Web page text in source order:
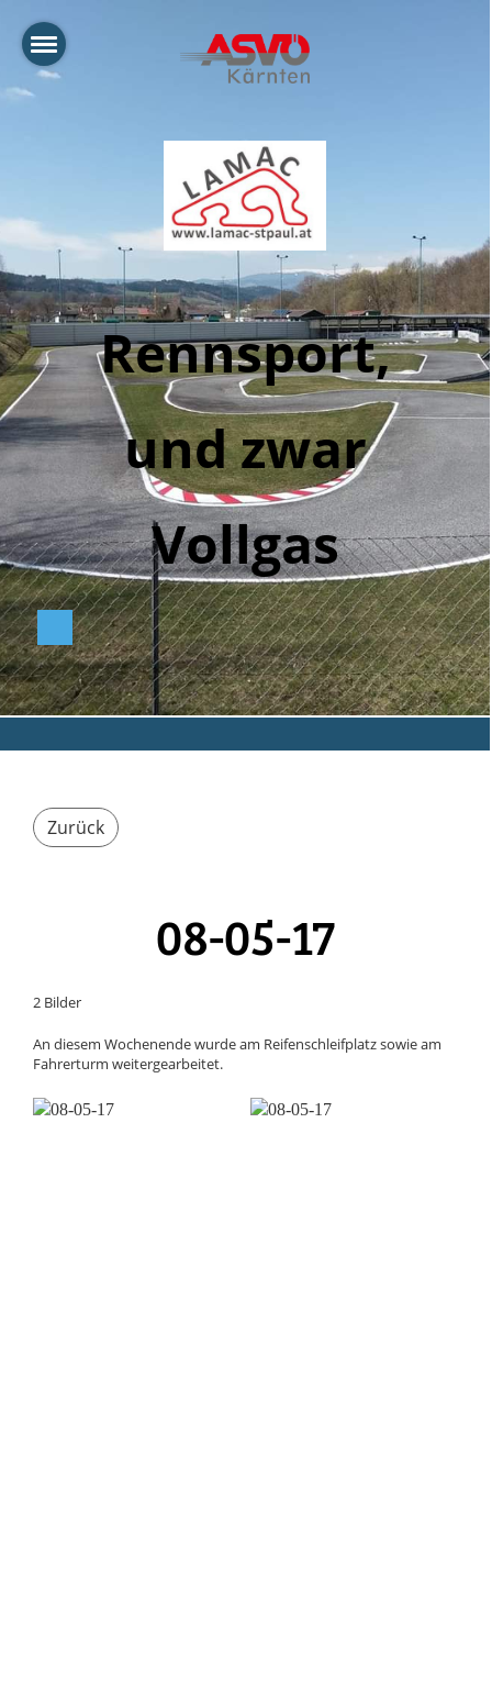
Rennsport,
und zwar
Vollgas
Zurück
08-05-17
2 Bilder
An diesem Wochenende wurde am Reifenschleifplatz sowie am
Fahrerturm weitergearbeitet.